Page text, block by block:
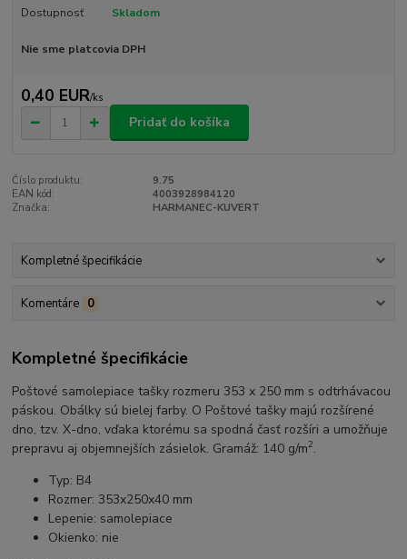
Dostupnosť Skladom
Nie sme platcovia DPH
0,40 EUR/ks
Pridať do košíka
Číslo produktu:
9.75
EAN kód:
4003928984120
Značka:
HARMANEC-KUVERT
Kompletné špecifikácie
Komentáre 0
Kompletné špecifikácie
Poštové samolepiace tašky rozmeru 353 x 250 mm s odtrhávacou
páskou. Obálky sú bielej farby. O Poštové tašky majú rozšírené
dno, tzv. X-dno, vďaka ktorému sa spodná časť rozšíri a umožňuje
prepravu aj objemnejších zásielok. Gramáž: 140 g/m2.
Typ: B4
Rozmer: 353x250x40 mm
Lepenie: samolepiace
Okienko: nie